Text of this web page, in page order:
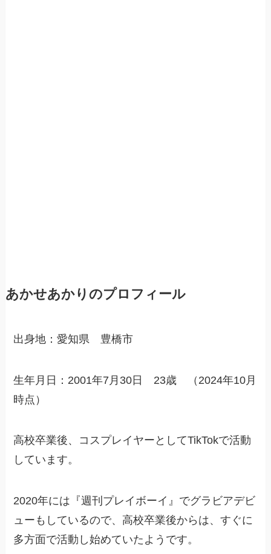
あかせあかりのプロフィール
出身地：愛知県 豊橋市
生年月日：2001年7月30日 23歳 （2024年10月
時点）
高校卒業後、コスプレイヤーとしてTikTokで活動
しています。
2020年には『週刊プレイボーイ』でグラビアデビ
ューもしているので、高校卒業後からは、すぐに
多方面で活動し始めていたようです。